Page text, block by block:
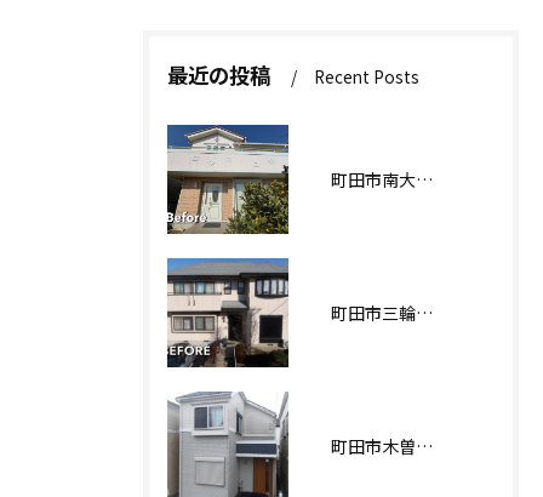
最近の投稿 Recent Posts
町田市南大谷О様邸 外壁塗装工事
町田市三輪緑山Ｋ様邸 外壁・屋根塗装工事
町田市木曽西Ｉ様邸 外壁塗装工事